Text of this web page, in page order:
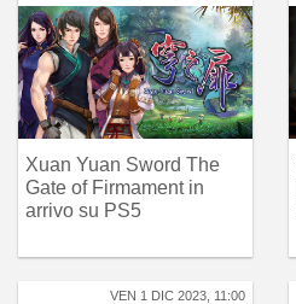
Xuan Yuan Sword The
Gate of Firmament in
arrivo su PS5
VEN 1 DIC 2023, 11:00